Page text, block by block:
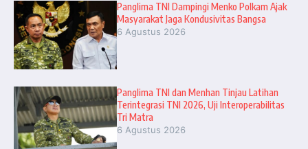
Panglima TNI Dampingi Menko Polkam Ajak
Masyarakat Jaga Kondusivitas Bangsa
6 Agustus 2026
Panglima TNI dan Menhan Tinjau Latihan
Terintegrasi TNI 2026, Uji Interoperabilitas
Tri Matra
6 Agustus 2026